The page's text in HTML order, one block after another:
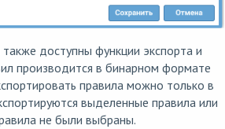
доступны функции экспорта и
производится в бинарном формате
правила можно только в
выделенные правила или
не были выбраны.